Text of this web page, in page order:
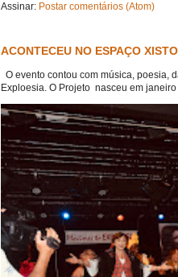
Assinar: Postar comentários (Atom)
ACONTECEU NO ESPAÇO
O evento contou com música, poesia,
Exploesia. O Projeto nasceu em